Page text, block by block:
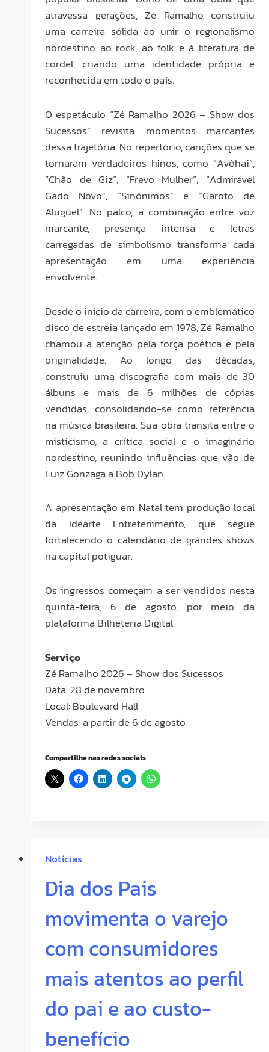
atravessa gerações, Zé Ramalho construiu
uma carreira sólida ao unir o regionalismo
nordestino ao rock, ao folk e à literatura de
cordel, criando uma identidade própria e
reconhecida em todo o país.
O espetáculo “Zé Ramalho 2026 – Show dos
Sucessos” revisita momentos marcantes
dessa trajetória. No repertório, canções que se
tornaram verdadeiros hinos, como “Avôhai”,
“Chão de Giz”, “Frevo Mulher”, “Admirável
Gado Novo”, “Sinônimos” e “Garoto de
Aluguel”. No palco, a combinação entre voz
marcante, presença intensa e letras
carregadas de simbolismo transforma cada
apresentação em uma experiência
envolvente.
Desde o início da carreira, com o emblemático
disco de estreia lançado em 1978, Zé Ramalho
chamou a atenção pela força poética e pela
originalidade. Ao longo das décadas,
construiu uma discografia com mais de 30
álbuns e mais de 6 milhões de cópias
vendidas, consolidando-se como referência
na música brasileira. Sua obra transita entre o
misticismo, a crítica social e o imaginário
nordestino, reunindo influências que vão de
Luiz Gonzaga a Bob Dylan.
A apresentação em Natal tem produção local
da Idearte Entretenimento, que segue
fortalecendo o calendário de grandes shows
na capital potiguar.
Os ingressos começam a ser vendidos nesta
quinta-feira, 6 de agosto, por meio da
plataforma Bilheteria Digital.
Serviço
Zé Ramalho 2026 – Show dos Sucessos
Data: 28 de novembro
Local: Boulevard Hall
Vendas: a partir de 6 de agosto
Compartilhe nas redes sociais
Notícias
Dia dos Pais
movimenta o varejo
com consumidores
mais atentos ao perfil
do pai e ao custo-
benefício